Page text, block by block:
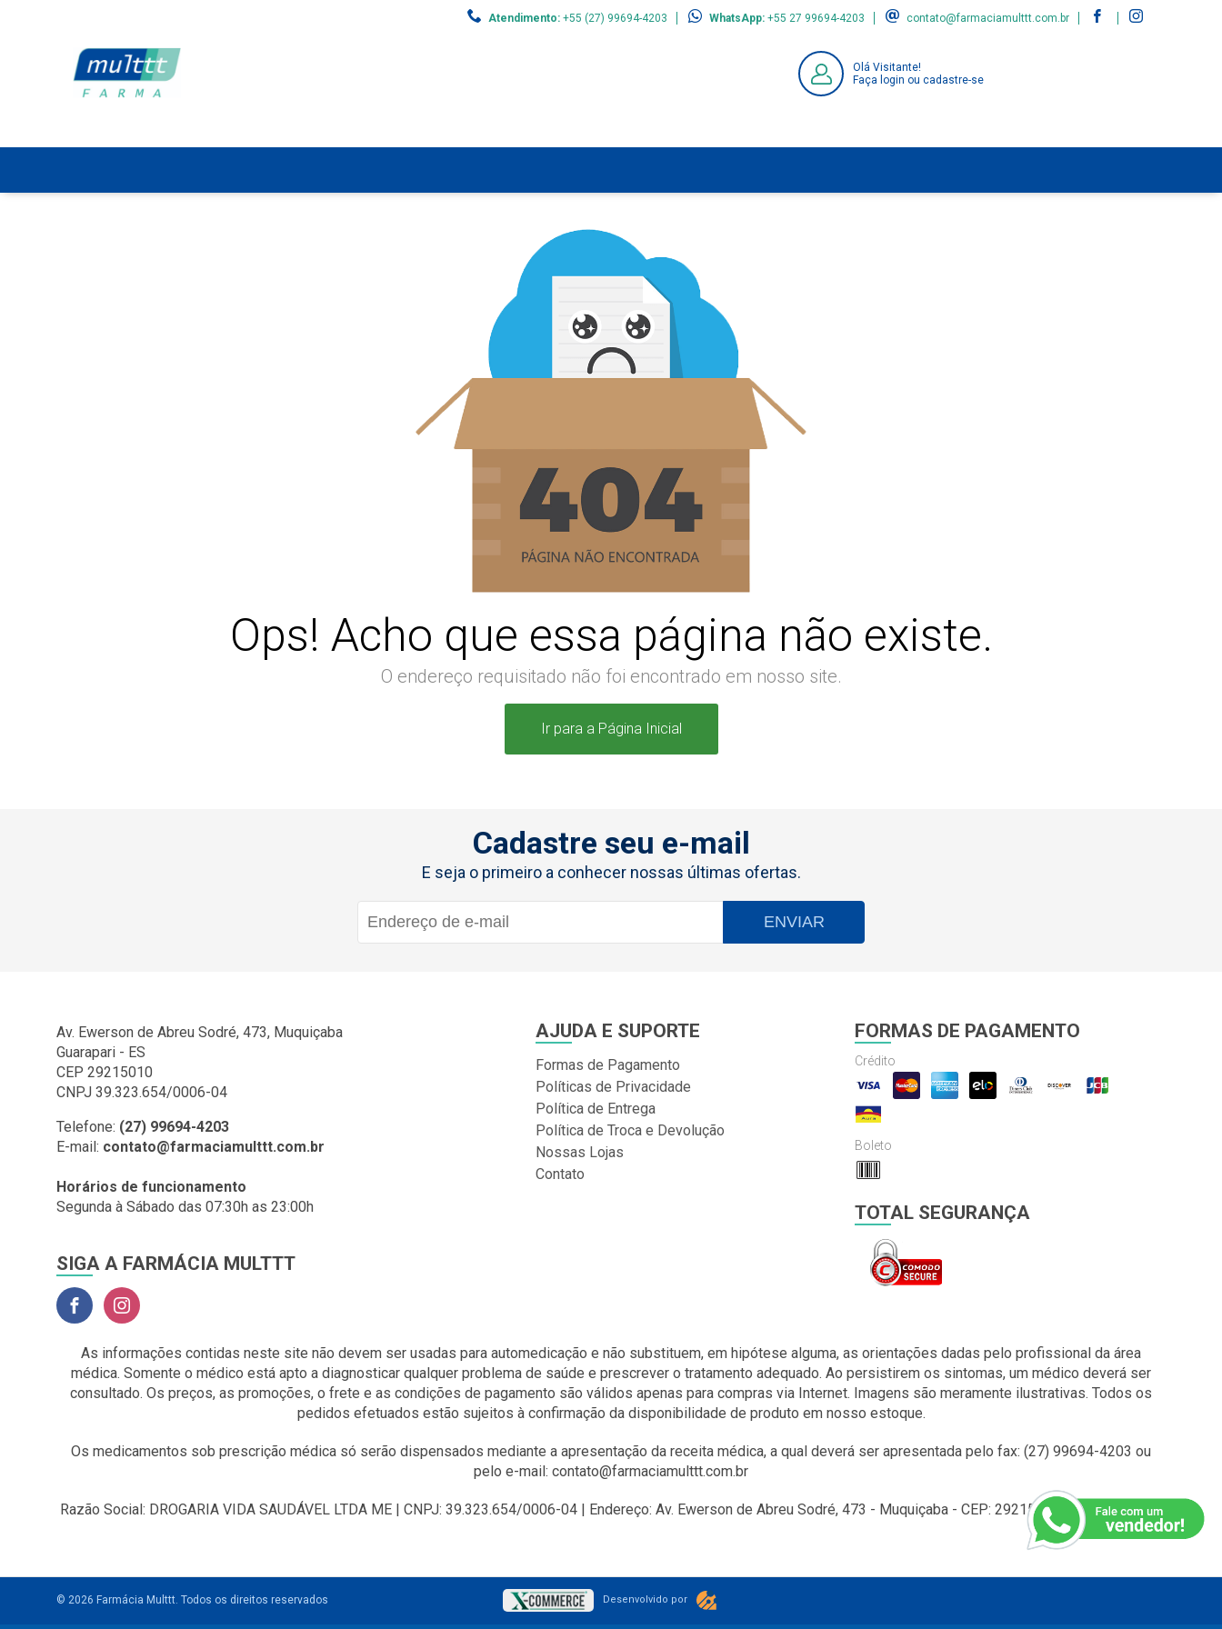
Atendimento: +55 (27) 99694-4203 WhatsApp: +55 27 99694-4203 contato@farmaciamulttt.com.br
Olá Visitante!
Faça login ou cadastre-se
Ops! Acho que essa página não existe.
O endereço requisitado não foi encontrado em nosso site.
Ir para a Página Inicial
Cadastre seu e-mail
E seja o primeiro a conhecer nossas últimas ofertas.
ENVIAR
Av. Ewerson de Abreu Sodré, 473, Muquiçaba
Guarapari - ES
CEP 29215010
CNPJ 39.323.654/0006-04
Telefone: (27) 99694-4203
E-mail: contato@farmaciamulttt.com.br
Horários de funcionamento
Segunda à Sábado das 07:30h as 23:00h
SIGA A FARMÁCIA MULTTT
AJUDA E SUPORTE
Formas de Pagamento
Políticas de Privacidade
Política de Entrega
Política de Troca e Devolução
Nossas Lojas
Contato
FORMAS DE PAGAMENTO
Crédito
Boleto
TOTAL SEGURANÇA
As informações contidas neste site não devem ser usadas para automedicação e não substituem, em hipótese alguma, as orientações dadas pelo profissional da área
médica. Somente o médico está apto a diagnosticar qualquer problema de saúde e prescrever o tratamento adequado. Ao persistirem os sintomas, um médico deverá ser
consultado. Os preços, as promoções, o frete e as condições de pagamento são válidos apenas para compras via Internet. Imagens são meramente ilustrativas. Todos os
pedidos efetuados estão sujeitos à confirmação da disponibilidade de produto em nosso estoque.
Os medicamentos sob prescrição médica só serão dispensados mediante a apresentação da receita médica, a qual deverá ser apresentada pelo fax: (27) 99694-4203 ou
pelo e-mail: contato@farmaciamulttt.com.br
Razão Social: DROGARIA VIDA SAUDÁVEL LTDA ME | CNPJ: 39.323.654/0006-04 | Endereço: Av. Ewerson de Abreu Sodré, 473 - Muquiçaba - CEP: 29215010 - Guarapari - ES
© 2026 Farmácia Multtt. Todos os direitos reservados Desenvolvido por